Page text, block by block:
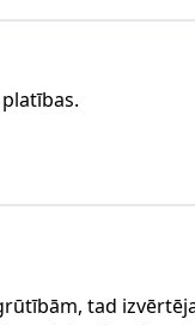
tad